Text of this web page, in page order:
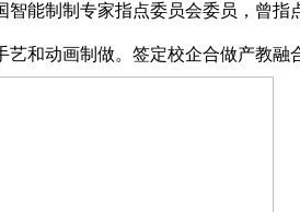
能制制专家指点委员会委员，曾
和动画制做。签定校企合做产教